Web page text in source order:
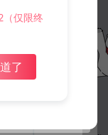
仅限终
了